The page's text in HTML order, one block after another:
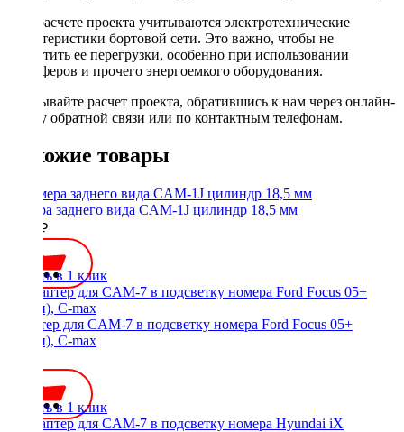
При расчете проекта учитываются электротехнические
характеристики бортовой сети. Это важно, чтобы не
допустить ее перегрузки, особенно при использовании
сабвуферов и прочего энергоемкого оборудования.
Заказывайте расчет проекта, обратившись к нам через онлайн-
форму обратной связи или по контактным телефонам.
Похожие товары
Камера заднего вида CAM-1J цилиндр 18,5 мм
2000 ₽
Купить в 1 клик
Адаптер для CAM-7 в подсветку номера Ford Focus 05+
(седан), C-max
Купить в 1 клик